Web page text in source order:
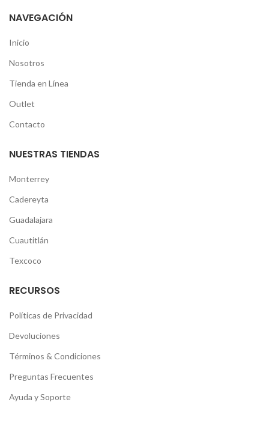
NAVEGACIÓN
Inicio
Nosotros
Tienda en Línea
Outlet
Contacto
NUESTRAS TIENDAS
Monterrey
Cadereyta
Guadalajara
Cuautitlán
Texcoco
RECURSOS
Políticas de Privacidad
Devoluciones
Términos & Condiciones
Preguntas Frecuentes
Ayuda y Soporte